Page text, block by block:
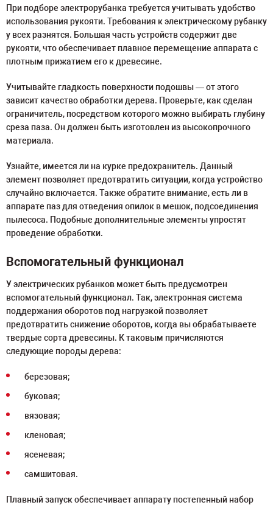
При подборе электрорубанка требуется учитывать удобство
использования рукояти. Требования к электрическому рубанку
у всех разнятся. Большая часть устройств содержит две
рукояти, что обеспечивает плавное перемещение аппарата с
плотным прижатием его к древесине.
Учитывайте гладкость поверхности подошвы ― от этого
зависит качество обработки дерева. Проверьте, как сделан
ограничитель, посредством которого можно выбирать глубину
среза паза. Он должен быть изготовлен из высокопрочного
материала.
Узнайте, имеется ли на курке предохранитель. Данный
элемент позволяет предотвратить ситуации, когда устройство
случайно включается. Также обратите внимание, есть ли в
аппарате паз для отведения опилок в мешок, подсоединения
пылесоса. Подобные дополнительные элементы упростят
проведение обработки.
Вспомогательный функционал
У электрических рубанков может быть предусмотрен
вспомогательный функционал. Так, электронная система
поддержания оборотов под нагрузкой позволяет
предотвратить снижение оборотов, когда вы обрабатываете
твердые сорта древесины. К таковым причисляются
следующие породы дерева:
березовая;
буковая;
вязовая;
кленовая;
ясеневая;
самшитовая.
Плавный запуск обеспечивает аппарату постепенный набор